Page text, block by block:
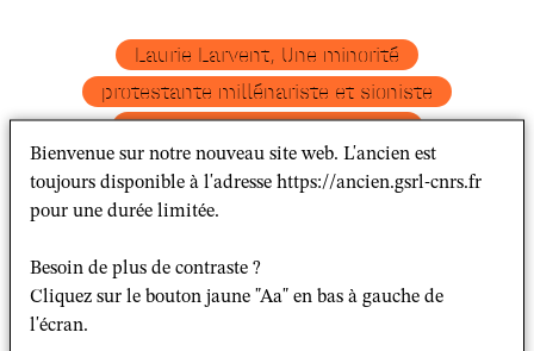
Laurie Larvent, Une minorité
protestante millénariste et sioniste
: Le Mouvement Missionnaire
Intérieur Laïque, Préface de
Régis Dericquebourg, Théologie et
terre, Paris, L’Harmattan, 2015
Le Mouvement Missionnaire Intérieur Laïque (MMIL),
Bienvenue sur notre nouveau site web. L'ancien est
toujours disponible à l'adresse https://ancien.gsrl-cnrs.fr
pour une durée limitée.
Besoin de plus de contraste ?
Cliquez sur le bouton jaune "Aa" en bas à gauche de
l'écran.